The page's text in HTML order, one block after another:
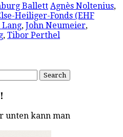
Ballett Agnès Noltenius,
Heiliger-Fonds (EHF
Lang, John Neumeier,
, Tibor Perthel
unten kann man